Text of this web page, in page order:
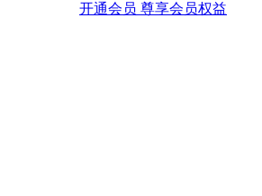
开通会员 尊享会员权益